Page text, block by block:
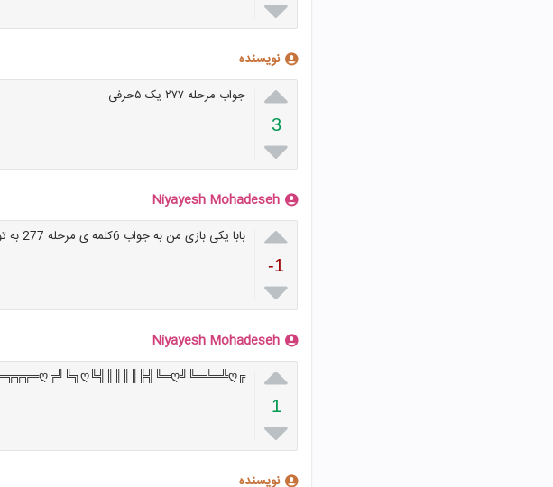

نویسنده

3

جواب مرحله ۲۷۷ یک ۵حرفی
Niyayesh Mohadeseh

-1

بابا یکی بازی من به جواب 6کلمه ی مرحله 277 به تو رو خدا 💛✌
Niyayesh Mohadeseh

1

╔ღ═╗╔╗╚╗╔╝║║ღ═╦╦╦═ღ╔╝╚╗ღ╚╣║║║║╠╣╚═ღ╝╚═╩═╩ღ╩═╝
نویسنده